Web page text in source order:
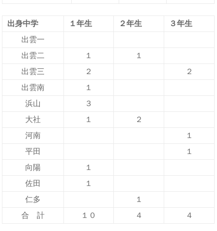
出身中学 １年生 ２年生
３年生
出雲一
出雲二
１
１
出雲三
２
２
出雲南
１
浜山
３
大社
１
２
河南
１
平田
１
向陽
１
佐田
１
仁多
１
合 計
１０ ４ ４